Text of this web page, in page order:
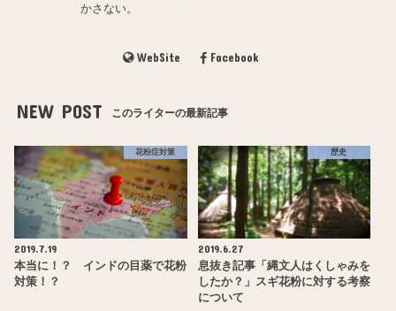
かさない。
WebSite Facebook
NEW POST このライターの最新記事
花粉症対策
2019.7.19
本当に！？ インドの目薬で花粉
対策！？
歴史
2019.6.27
息抜き記事「縄文人はくしゃみを
したか？」スギ花粉に対する考察
について